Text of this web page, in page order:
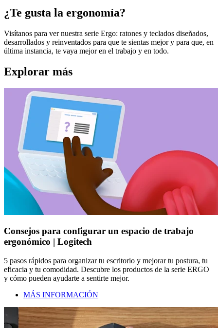
¿Te gusta la ergonomía?
Visítanos para ver nuestra serie Ergo: ratones y teclados diseñados,
desarrollados y reinventados para que te sientas mejor y para que, en
última instancia, te vaya mejor en el trabajo y en todo.
Explorar más
Consejos para configurar un espacio de trabajo
ergonómico | Logitech
5 pasos rápidos para organizar tu escritorio y mejorar tu postura, tu
eficacia y tu comodidad. Descubre los productos de la serie ERGO
y cómo pueden ayudarte a sentirte mejor.
MÁS INFORMACIÓN